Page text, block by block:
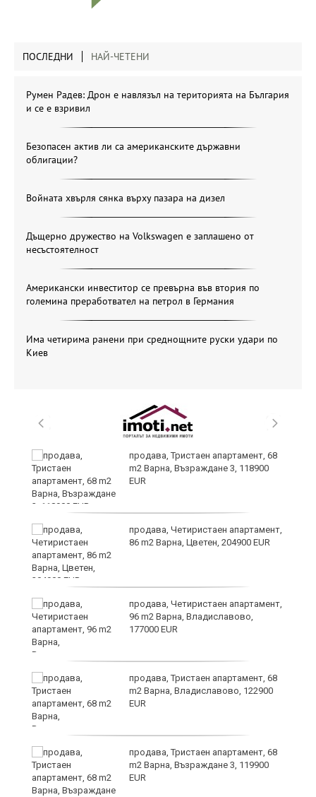
ПОСЛЕДНИ НАЙ-ЧЕТЕНИ
Румен Радев: Дрон е навлязъл на територията на България
и се е взривил
Безопасен актив ли са американските държавни
облигации?
Войната хвърля сянка върху пазара на дизел
Дъщерно дружество на Volkswagen е заплашено от
несъстоятелност
Американски инвеститор се превърна във втория по
големина преработвател на петрол в Германия
Има четирима ранени при среднощните руски удари по
Киев
продава, Тристаен апартамент, 68
m2 Варна, Възраждане 3, 118900
EUR
продава, Четиристаен апартамент,
86 m2 Варна, Цветен, 204900 EUR
продава, Четиристаен апартамент,
96 m2 Варна, Владиславово,
177000 EUR
продава, Тристаен апартамент, 68
m2 Варна, Владиславово, 122900
EUR
продава, Тристаен апартамент, 68
m2 Варна, Възраждане 3, 119900
EUR